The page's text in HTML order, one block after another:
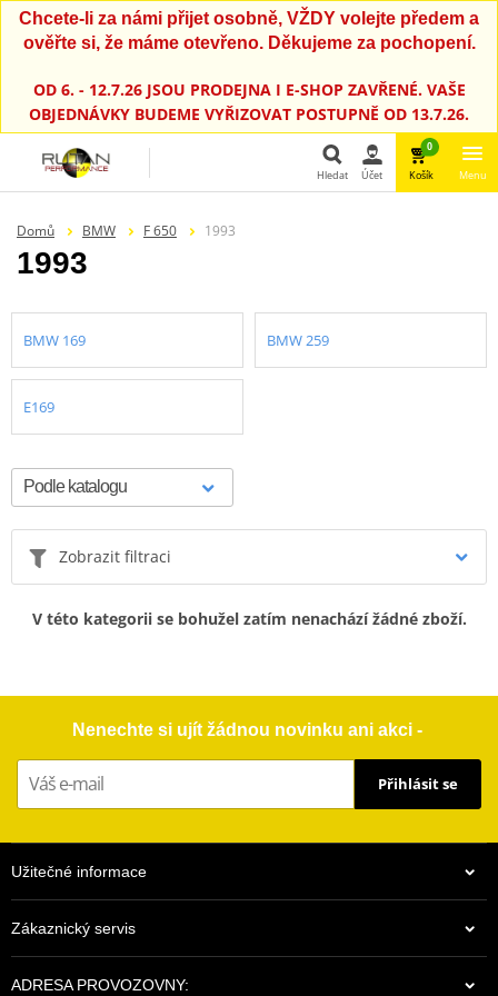
Chcete-li za námi přijet osobně, VŽDY volejte předem a
ověřte si, že máme otevřeno. Děkujeme za pochopení.
OD 6. - 12.7.26 JSOU PRODEJNA I E-SHOP ZAVŘENÉ. VAŠE
OBJEDNÁVKY BUDEME VYŘIZOVAT POSTUPNĚ OD 13.7.26.
Hledat Účet
0
Košík Menu
Domů BMW F 650 1993
1993
BMW 169 BMW 259
E169
Zobrazit filtraci
V této kategorii se bohužel zatím nenachází žádné zboží.
Nenechte si ujít žádnou novinku ani akci -
Přihlásit se
Užitečné informace
Zákaznický servis
ADRESA PROVOZOVNY: